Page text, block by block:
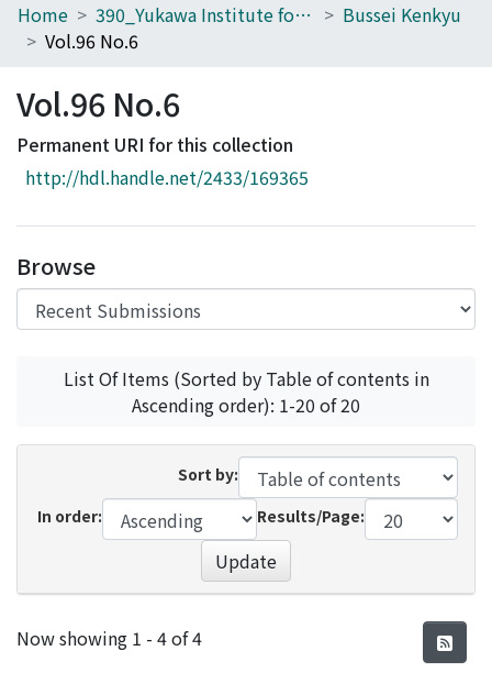
Home
Browse
Download Ranking
Access Statistics
Home 390_Yukawa Institute for Theoretical Physics
Bussei Kenkyu
Vol.96 No.6
Vol.96 No.6
Permanent URI for this collection
http://hdl.handle.net/2433/169365
Browse
List Of Items (Sorted by Table of contents in
Ascending order): 1-20 of 20
Sort by:
In order:
Results/Page:
Update
Recent Submissions
Now showing 1 - 4 of 4